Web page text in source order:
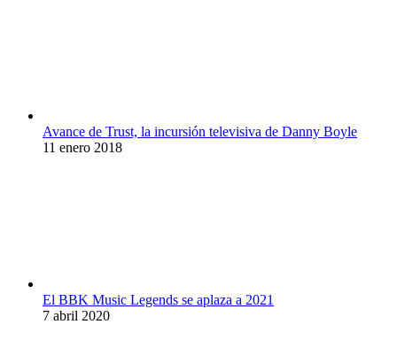
Avance de Trust, la incursión televisiva de Danny Boyle
11 enero 2018
El BBK Music Legends se aplaza a 2021
7 abril 2020